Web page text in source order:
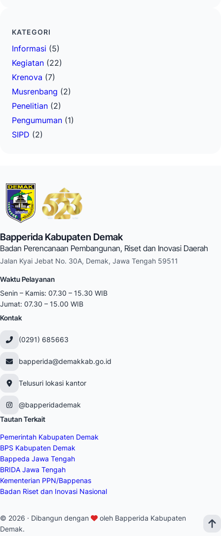
KATEGORI
Informasi (5)
Kegiatan (22)
Krenova (7)
Musrenbang (2)
Penelitian (2)
Pengumuman (1)
SIPD (2)
Bapperida Kabupaten Demak
Badan Perencanaan Pembangunan, Riset dan Inovasi Daerah
Jalan Kyai Jebat No. 30A, Demak, Jawa Tengah 59511
Waktu Pelayanan
Senin – Kamis: 07.30 – 15.30 WIB
Jumat: 07.30 – 15.00 WIB
Kontak
(0291) 685663
bapperida@demakkab.go.id
Telusuri lokasi kantor
@bapperidademak
Tautan Terkait
Pemerintah Kabupaten Demak
BPS Kabupaten Demak
Bappeda Jawa Tengah
BRIDA Jawa Tengah
Kementerian PPN/Bappenas
Badan Riset dan Inovasi Nasional
© 2026 · Dibangun dengan
oleh Bapperida Kabupaten
Demak.